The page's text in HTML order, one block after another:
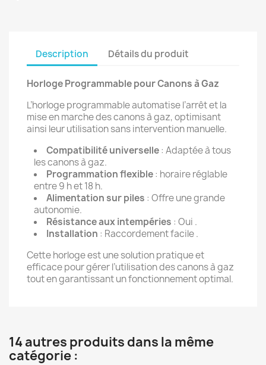
Description Détails du produit
Horloge Programmable pour Canons à Gaz
L’horloge programmable automatise l’arrêt et la
mise en marche des canons à gaz, optimisant
ainsi leur utilisation sans intervention manuelle.
Compatibilité universelle: Adaptée à tous
les canons à gaz.
Programmation flexible: horaire réglable
entre 9 h et 18 h.
Alimentation sur piles : Offre une grande
autonomie.
Résistance aux intempéries : Oui .
Installation : Raccordement facile .
Cette horloge est une solution pratique et
efficace pour gérer l’utilisation des canons à gaz
tout en garantissant un fonctionnement optimal.
14 autres produits dans la même
catégorie :